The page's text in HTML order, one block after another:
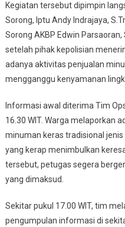
Kegiatan tersebut dipimpin
Sorong, Iptu Andy Indrajaya,
Sorong AKBP Edwin Parsaoran,
setelah pihak kepolisian
adanya aktivitas penjualan
mengganggu kenyamanan
Informasi awal diterima Tim
16.30 WIT. Warga melaporkan
minuman keras tradisional
yang kerap menimbulkan
tersebut, petugas segera
yang dimaksud.
Sekitar pukul 17.00 WIT, tim
pengumpulan informasi di